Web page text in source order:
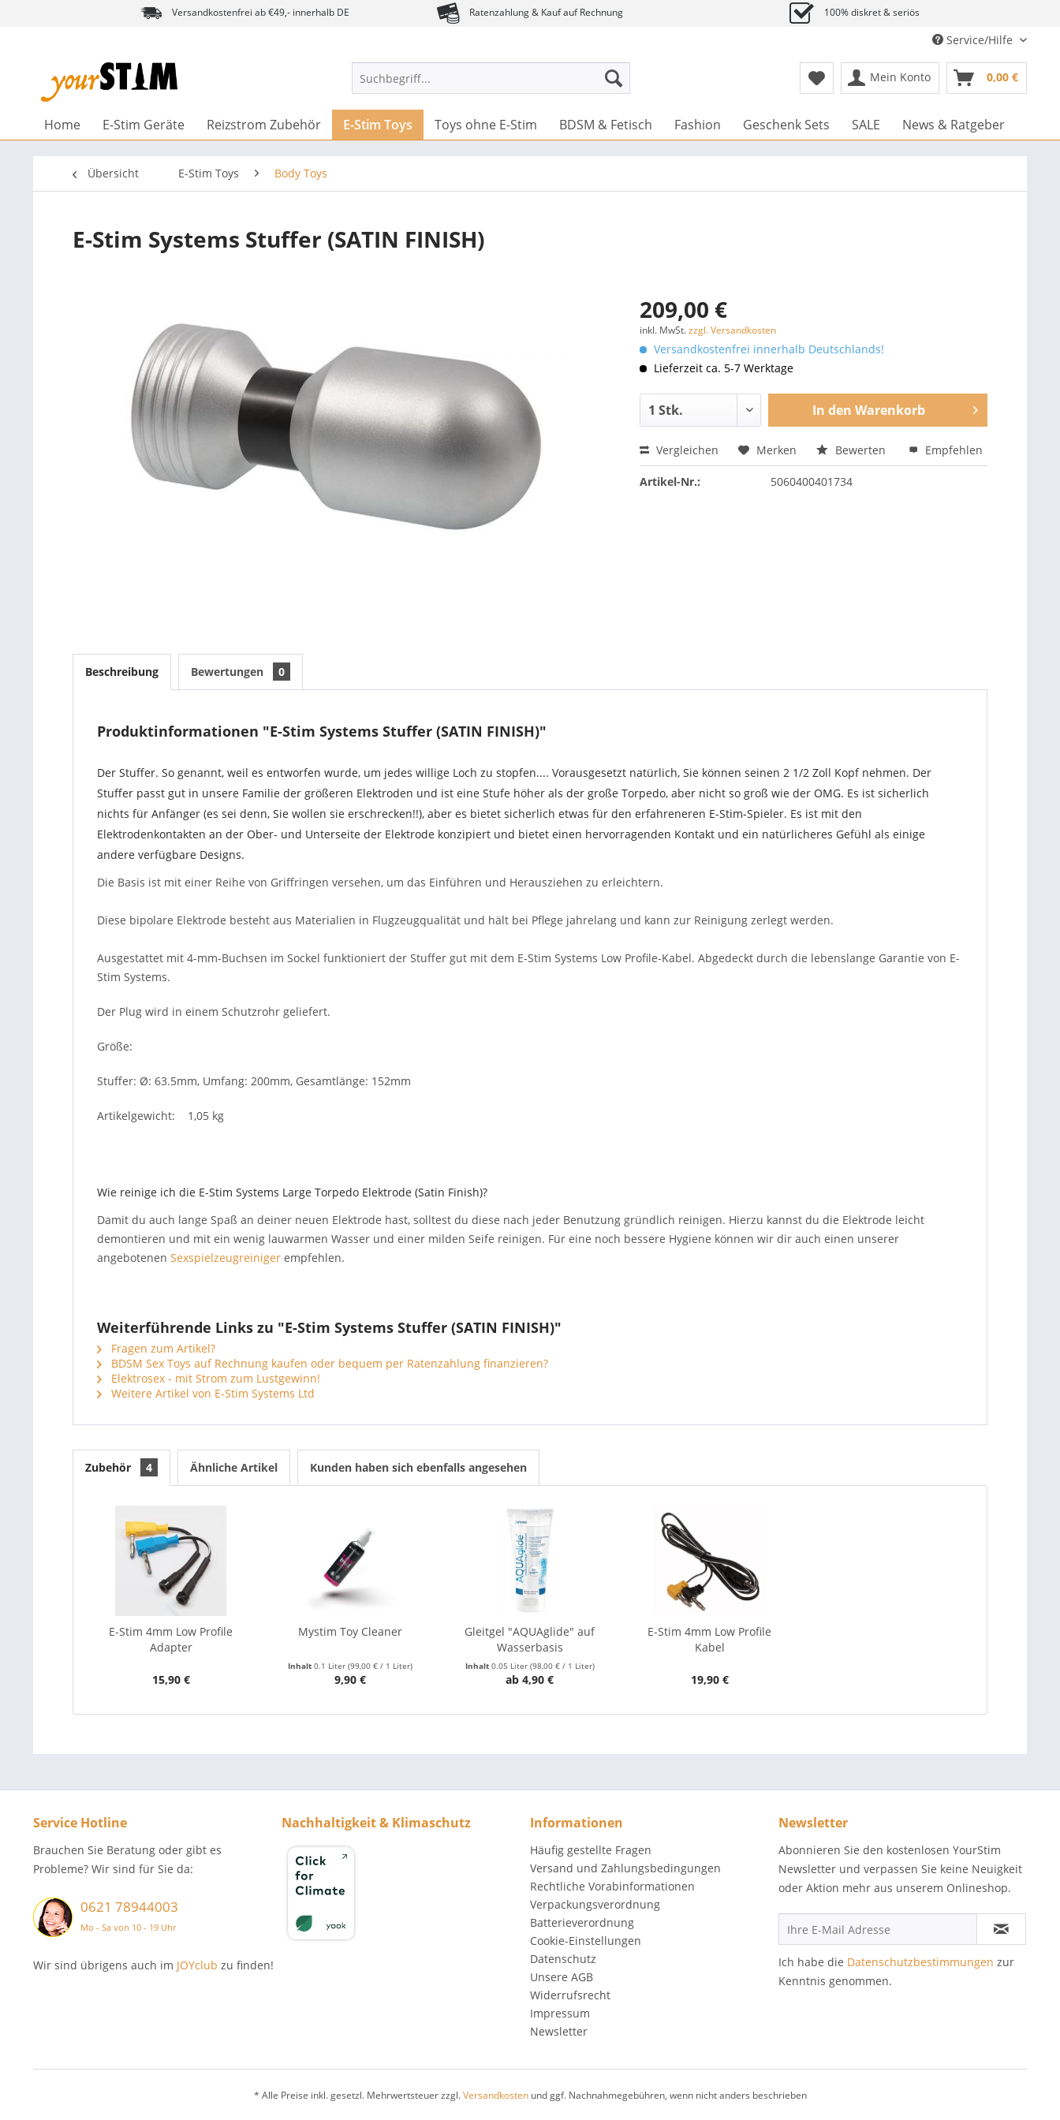
Versandkostenfrei ab €49,- innerhalb DE Ratenzahlung & Kauf auf Rechnung 100% diskret & seriös
Service/Hilfe
Mein Konto 0,00 €
Home E-Stim Geräte Reizstrom Zubehör E-Stim Toys Toys ohne E-Stim BDSM & Fetisch Fashion Geschenk Sets SALE News & Ratgeber
Übersicht E-Stim Toys Body Toys
E-Stim Systems Stuffer (SATIN FINISH)
209,00 €
inkl. MwSt.zzgl. Versandkosten
Versandkostenfrei innerhalb Deutschlands!
Lieferzeit ca. 5-7 Werktage
In den Warenkorb
Vergleichen Merken Bewerten Empfehlen
Artikel-Nr.: 5060400401734
Beschreibung Bewertungen 0
Produktinformationen "E-Stim Systems Stuffer (SATIN FINISH)"
Der Stuffer. So genannt, weil es entworfen wurde, um jedes willige Loch zu stopfen.... Vorausgesetzt natürlich, Sie können seinen 2 1/2 Zoll Kopf nehmen. Der
Stuffer passt gut in unsere Familie der größeren Elektroden und ist eine Stufe höher als der große Torpedo, aber nicht so groß wie der OMG. Es ist sicherlich
nichts für Anfänger (es sei denn, Sie wollen sie erschrecken!!), aber es bietet sicherlich etwas für den erfahreneren E-Stim-Spieler. Es ist mit den
Elektrodenkontakten an der Ober- und Unterseite der Elektrode konzipiert und bietet einen hervorragenden Kontakt und ein natürlicheres Gefühl als einige
andere verfügbare Designs.
Die Basis ist mit einer Reihe von Griffringen versehen, um das Einführen und Herausziehen zu erleichtern.
Diese bipolare Elektrode besteht aus Materialien in Flugzeugqualität und hält bei Pflege jahrelang und kann zur Reinigung zerlegt werden.
Ausgestattet mit 4-mm-Buchsen im Sockel funktioniert der Stuffer gut mit dem E-Stim Systems Low Profile-Kabel. Abgedeckt durch die lebenslange Garantie von E-
Stim Systems.
Der Plug wird in einem Schutzrohr geliefert.
Größe:
Stuffer: Ø: 63.5mm, Umfang: 200mm, Gesamtlänge: 152mm
Artikelgewicht: 1,05 kg
Wie reinige ich die E-Stim Systems Large Torpedo Elektrode (Satin Finish)?
Damit du auch lange Spaß an deiner neuen Elektrode hast, solltest du diese nach jeder Benutzung gründlich reinigen. Hierzu kannst du die Elektrode leicht
demontieren und mit ein wenig lauwarmen Wasser und einer milden Seife reinigen. Für eine noch bessere Hygiene können wir dir auch einen unserer
angebotenen Sexspielzeugreiniger empfehlen.
Weiterführende Links zu "E-Stim Systems Stuffer (SATIN FINISH)"
Fragen zum Artikel?
BDSM Sex Toys auf Rechnung kaufen oder bequem per Ratenzahlung finanzieren?
Elektrosex - mit Strom zum Lustgewinn!
Weitere Artikel von E-Stim Systems Ltd
Zubehör 4 Ähnliche Artikel Kunden haben sich ebenfalls angesehen
E-Stim 4mm Low Profile
Adapter
15,90 €
Mystim Toy Cleaner
Inhalt0.1 Liter(99,00 € / 1 Liter)
9,90 €
Gleitgel "AQUAglide" auf
Wasserbasis
Inhalt 0.05 Liter (98,00 € / 1 Liter)
ab 4,90 €
E-Stim 4mm Low Profile
Kabel
19,90 €
Service Hotline
Brauchen Sie Beratung oder gibt es
Probleme? Wir sind für Sie da:
0621 78944003
Mo - Sa von 10 - 19 Uhr
Wir sind übrigens auch im JOYclub zu finden!
Nachhaltigkeit & Klimaschutz Informationen
Häufig gestellte Fragen
Versand und Zahlungsbedingungen
Rechtliche Vorabinformationen
Verpackungsverordnung
Batterieverordnung
Cookie-Einstellungen
Datenschutz
Unsere AGB
Widerrufsrecht
Impressum
Newsletter
Newsletter
Abonnieren Sie den kostenlosen YourStim
Newsletter und verpassen Sie keine Neuigkeit
oder Aktion mehr aus unserem Onlineshop.
Ich habe die Datenschutzbestimmungen zur
Kenntnis genommen.
* Alle Preise inkl. gesetzl. Mehrwertsteuer zzgl.Versandkostenund ggf. Nachnahmegebühren, wenn nicht anders beschrieben